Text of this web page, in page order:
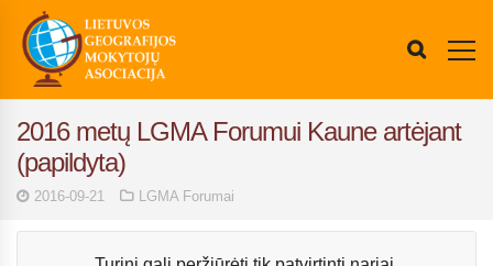
2016 metų LGMA Forumui Kaune artėjant
(papildyta)
2016-09-21 LGMA Forumai